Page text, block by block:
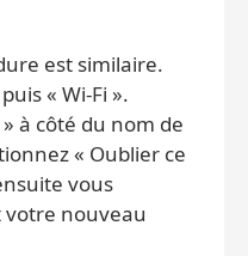
est similaire.
« Wi-Fi ».
à côté du nom de
« Oublier ce
vous
nouveau